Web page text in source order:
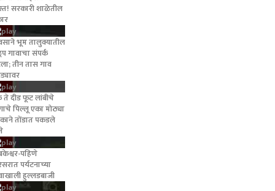
सरकारी शाळेतील
भूम तालुक्यातील
गावाचा संपर्क
तीन तास गाव
दीड फूट लांबीचे
पिल्लू एका मोठ्या
तोंडात पकडले
पहिणे
पर्यटनाच्या
हुल्लडबाजी